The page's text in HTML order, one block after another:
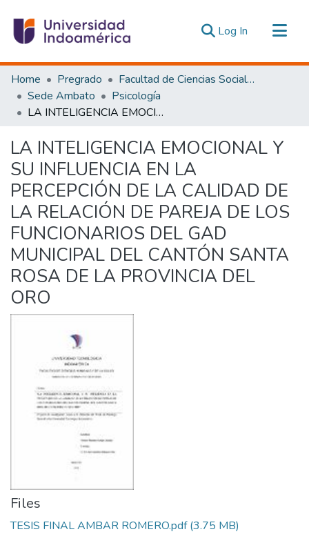
Log In (current)
Communities & Collections
All of DSpace
Statistics
Home Pregrado
Facultad de Ciencias Sociales y Humanas
Sede Ambato
Psicología
LA INTELIGENCIA EMOCIONAL Y SU INFLUENCIA EN LA PERCEPCIÓN DE LA CALIDAD DE LA RELACIÓN DE PAREJA DE LOS FUNCIONARIOS DEL GAD MUNICIPAL DEL CANTÓN SANTA ROSA DE LA PROVINCIA DEL ORO
LA INTELIGENCIA EMOCIONAL Y
SU INFLUENCIA EN LA
PERCEPCIÓN DE LA CALIDAD DE
LA RELACIÓN DE PAREJA DE LOS
FUNCIONARIOS DEL GAD
MUNICIPAL DEL CANTÓN SANTA
ROSA DE LA PROVINCIA DEL
ORO
Files
TESIS FINAL AMBAR ROMERO.pdf(3.75 MB)